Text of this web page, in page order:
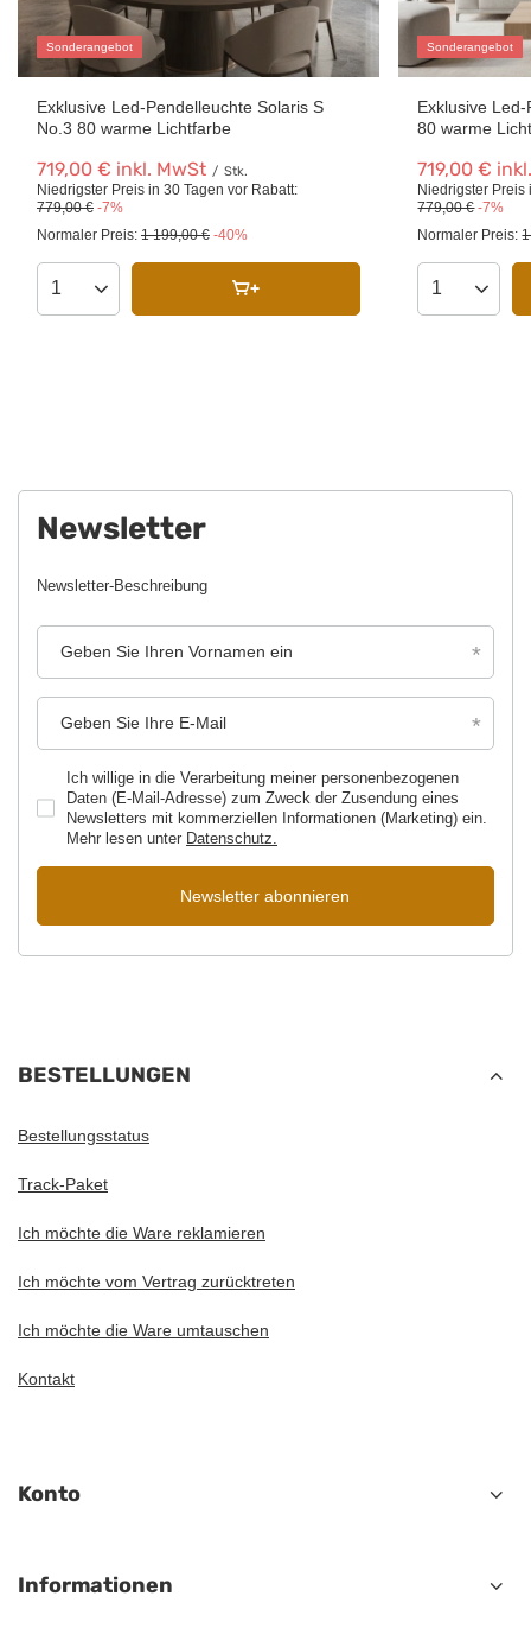
Sonderangebot
Exklusive Led-Pendelleuchte Solaris S
No.3 80 warme Lichtfarbe
719,00 € inkl. MwSt / Stk.
Niedrigster Preis in 30 Tagen vor Rabatt:
779,00 € -7%
Normaler Preis: 1 199,00 € -40%
Anzahl der Produkte
Sonderangebot
Exklusive
80 warme
719,00 €
Niedrigster Preis
779,00 € -7%
Normaler Preis:
Anzahl der
Newsletter
Newsletter-Beschreibung
Geben Sie Ihren Vornamen ein
Geben Sie Ihre E-Mail
Ich willige in die Verarbeitung meiner personenbezogenen
Daten (E-Mail-Adresse) zum Zweck der Zusendung eines
Newsletters mit kommerziellen Informationen (Marketing) ein.
Mehr lesen unter Datenschutz.
Newsletter abonnieren
BESTELLUNGEN
Bestellungsstatus
Track-Paket
Ich möchte die Ware reklamieren
Ich möchte vom Vertrag zurücktreten
Ich möchte die Ware umtauschen
Kontakt
Konto
Informationen